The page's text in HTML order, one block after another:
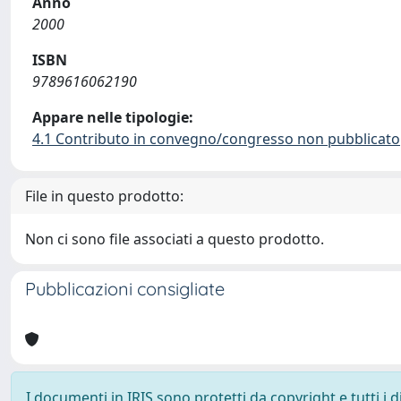
2000
ISBN
9789616062190
Appare nelle tipologie:
4.1 Contributo in convegno/congresso non pubblicato
File in questo prodotto:
Non ci sono file associati a questo prodotto.
Pubblicazioni consigliate